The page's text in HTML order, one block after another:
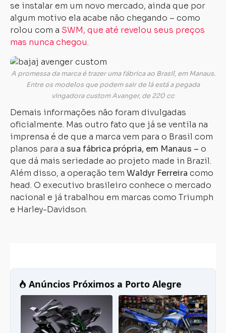
se instalar em um novo mercado, ainda que por
algum motivo ela acabe não chegando – como
rolou com a SWM, que até revelou seus preços
mas nunca chegou.
A promessa da marca é trazer uma fábrica ao Brasil, em Manaus.
Entre os modelos que podem sair de lá está a pegada
vingadora custom Avanger, de 220 cc
Demais informações não foram divulgadas
oficialmente. Mas outro fato que já se ventila na
imprensa é de que a marca vem para o Brasil com
planos para a sua fábrica própria, em Manaus – o
que dá mais seriedade ao projeto made in Brazil.
Além disso, a operação tem Waldyr Ferreira como
head. O executivo brasileiro conhece o mercado
nacional e já trabalhou em marcas como Triumph
e Harley-Davidson.